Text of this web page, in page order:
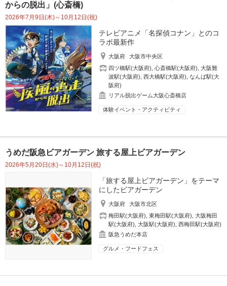
からの脱出」(心斎橋)
2026年7月9日(木)～10月12日(祝)
テレビアニメ「名探偵コナン」とのコ
ラボ最新作
大阪府
大阪市中央区
四ツ橋駅(大阪府) ,心斎橋駅(大阪府) ,大阪難
波駅(大阪府) ,西大橋駅(大阪府) ,なんば駅(大
阪府)
リアル脱出ゲーム大阪心斎橋店
体験イベント・アクティビティ
うめだ阪急ビアガーデン 旅する屋上ビアガーデン
2026年5月20日(水)～10月12日(祝)
「旅する屋上ビアガーデン」をテーマ
にしたビアガーデン
大阪府
大阪市北区
梅田駅(大阪府) ,東梅田駅(大阪府) ,大阪梅田
駅(大阪府) ,大阪駅(大阪府) ,西梅田駅(大阪府)
阪急うめだ本店
グルメ・フードフェス